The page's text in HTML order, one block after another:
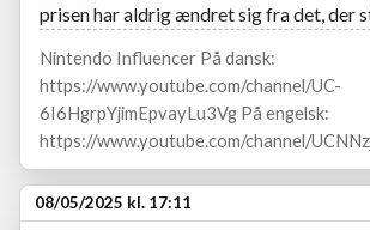
prisen har aldrig ændret sig fra det, der
Nintendo Influencer På dansk:
https://www.youtube.com/channel/UC-
6I6HgrpYjimEpvayLu3Vg På engelsk:
https://www.youtube.com/channel/
08/05/2025 kl. 17:11